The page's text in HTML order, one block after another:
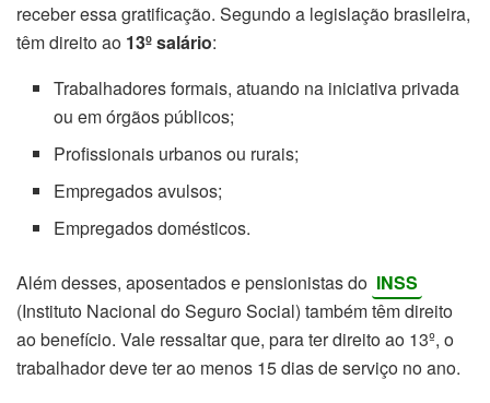
receber essa gratificação. Segundo a legislação brasileira,
têm direito ao 13º salário:
Trabalhadores formais, atuando na iniciativa privada
ou em órgãos públicos;
Profissionais urbanos ou rurais;
Empregados avulsos;
Empregados domésticos.
Além desses, aposentados e pensionistas do INSS
(Instituto Nacional do Seguro Social) também têm direito
ao benefício. Vale ressaltar que, para ter direito ao 13º, o
trabalhador deve ter ao menos 15 dias de serviço no ano.